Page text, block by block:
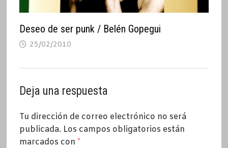
Deseo de ser punk / Belén Gopegui
25/02/2010
Deja una respuesta
Tu dirección de correo electrónico no será
publicada. Los campos obligatorios están
marcados con *